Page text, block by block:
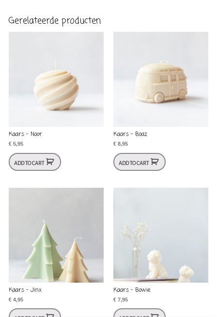
Gerelateerde producten
Kaars – Noor
€ 5,95
ADD TO CART
Kaars – Boaz
€ 8,95
ADD TO CART
Kaars – Jinx
€ 4,95
Kaars – Bowie
€ 7,95